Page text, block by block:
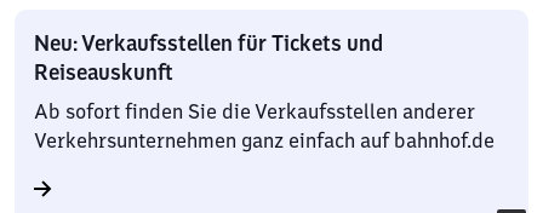
Neu: Verkaufsstellen für Tickets und
Reiseauskunft
Ab sofort finden Sie die Verkaufsstellen anderer
Verkehrsunternehmen ganz einfach auf bahnhof.de